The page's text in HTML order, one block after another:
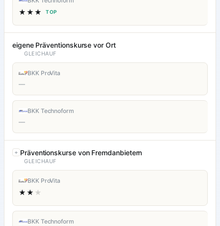
★★★ TOP
eigene Präventionskurse vor Ort
GLEICHAUF
BKK ProVita
—
BKK Technoform
—
Präventionskurse von Fremdanbietern
GLEICHAUF
BKK ProVita
★★ ★
BKK Technoform